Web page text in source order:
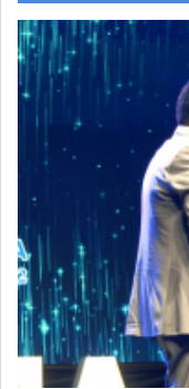
ASSURANCES
BANCAIRE
LEASING
SANTÉ
DISTRIBUTION
CHIMIE